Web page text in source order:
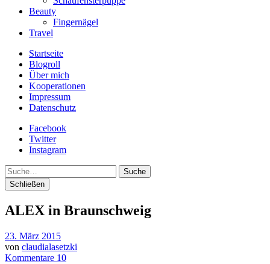
Beauty
Fingernägel
Travel
Startseite
Blogroll
Über mich
Kooperationen
Impressum
Datenschutz
Facebook
Twitter
Instagram
Suche
Schließen
ALEX in Braunschweig
23. März 2015
von claudialasetzki
Kommentare 10